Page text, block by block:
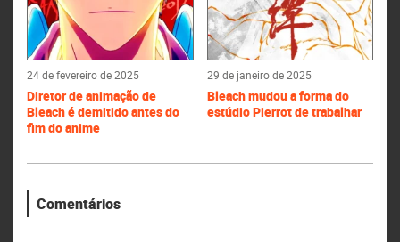
24 de fevereiro de 2025
Diretor de animação de
Bleach é demitido antes do
fim do anime
29 de janeiro de 2025
Bleach mudou a forma do
estúdio Pierrot de trabalhar
Comentários